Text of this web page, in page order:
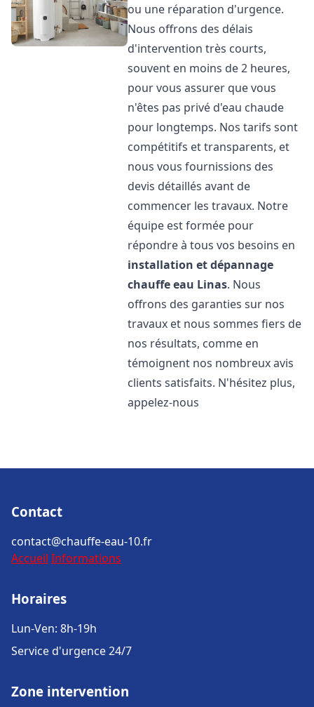
ou une réparation d'urgence.
Nous offrons des délais
d'intervention très courts,
souvent en moins de 2 heures,
pour vous assurer que vous
n'êtes pas privé d'eau chaude
pour longtemps. Nos tarifs sont
compétitifs et transparents, et
nous vous fournissions des
devis détaillés avant de
commencer les travaux. Notre
équipe est formée pour
répondre à tous vos besoins en
installation et dépannage
chauffe eau Linas. Nous
offrons des garanties sur nos
travaux et nous sommes fiers de
nos résultats, comme en
témoignent nos nombreux avis
clients satisfaits. N'hésitez plus,
appelez-nous
Contact
contact@chauffe-eau-10.fr
Accueil Informations
Horaires
Lun-Ven: 8h-19h
Service d'urgence 24/7
Zone intervention